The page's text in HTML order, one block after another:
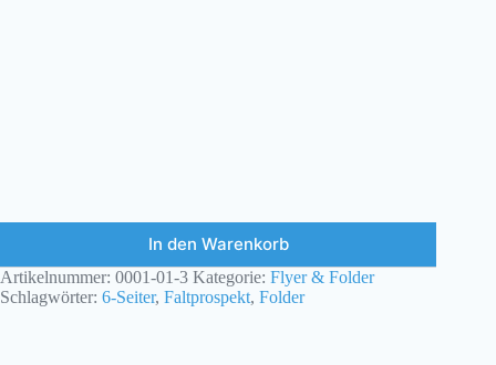
In den Warenkorb
Artikelnummer: 0001-01-3 Kategorie: Flyer & Folder
Schlagwörter: 6-Seiter, Faltprospekt, Folder